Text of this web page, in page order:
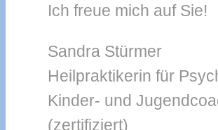
Ich freue mich auf Sie!
Sandra Stürmer
Heilpraktikerin für
Kinder- und
(zertifiziert)